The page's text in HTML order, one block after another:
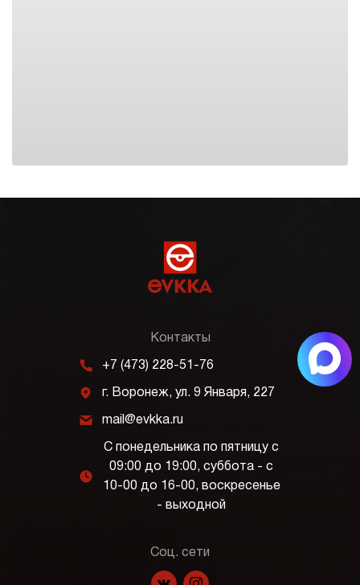
Контакты
m +7 (473) 228-51-76
j г. Воронеж, ул. 9 Января, 227
k mail@evkka.ru
l
С понедельника по пятницу с
09:00 до 19:00, суббота - с
10-00 до 16-00, воскресенье
- выходной
Соц. сети